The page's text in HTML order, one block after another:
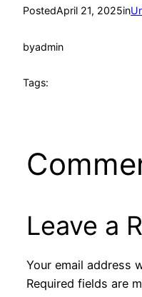
PostedApril 21, 2025in
byadmin
Tags:
Leave a
Your email address
Required fields are